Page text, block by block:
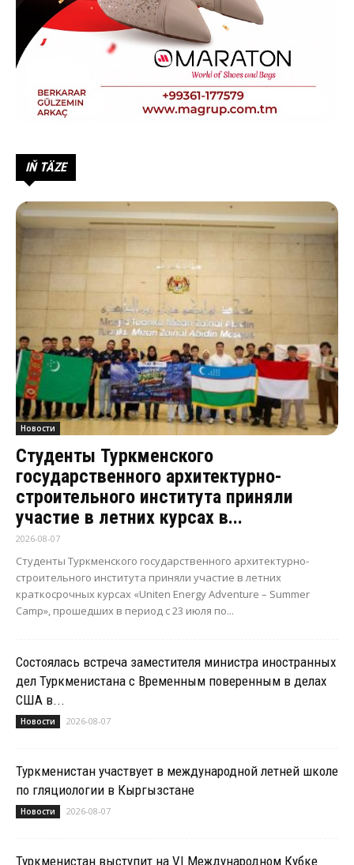
IŇ TÄZE
Новости
Студенты Туркменского
государственного архитектурно-
строительного института приняли
участие в летних курсах в...
2026-08-07
Студенты Туркменского государственного архитектурно-
строительного института приняли участие в летних
краткосрочных курсах «Uniten Energy Adventure – Summer
Camp», прошедших в период с 23 июля по...
Состоялась встреча заместителя министра иностранных
дел Туркменистана с Временным поверенным в делах
США в...
Новости 2026-08-07
Туркменистан участвует в международной летней школе
по гляциологии в Кыргызстане
Новости 2026-08-07
Туркменистан выступит на VI Международном Кубке